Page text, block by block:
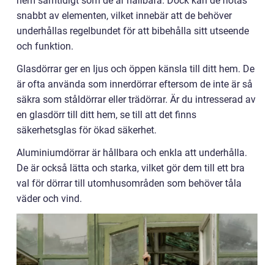
snabbt av elementen, vilket innebär att de behöver
underhållas regelbundet för att bibehålla sitt utseende
och funktion.
Glasdörrar ger en ljus och öppen känsla till ditt hem. De
är ofta använda som innerdörrar eftersom de inte är så
säkra som ståldörrar eller trädörrar. Är du intresserad av
en glasdörr till ditt hem, se till att det finns
säkerhetsglas för ökad säkerhet.
Aluminiumdörrar är hållbara och enkla att underhålla.
De är också lätta och starka, vilket gör dem till ett bra
val för dörrar till utomhusområden som behöver tåla
väder och vind.